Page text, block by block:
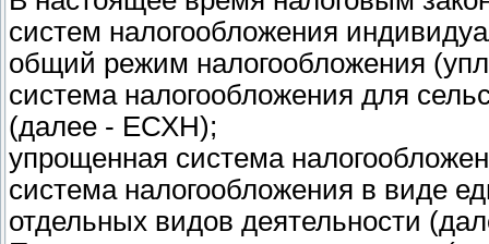
систем налогообложения
общий режим налогообложения
система налогообложения для
(далее - ЕСХН);
упрощенная система
система налогообложения в виде
отдельных видов деятельности